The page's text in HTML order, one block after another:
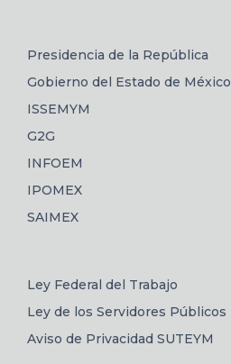
Presidencia de la República
Gobierno del Estado de México
ISSEMYM
G2G
INFOEM
IPOMEX
SAIMEX
Ley Federal del Trabajo
Ley de los Servidores Públicos
Aviso de Privacidad SUTEYM